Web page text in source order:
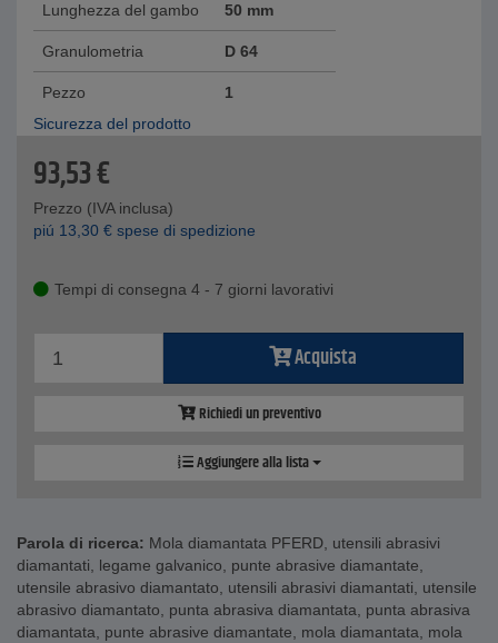
Lunghezza del gambo 50 mm
Granulometria D 64
Pezzo
1
Sicurezza del prodotto
93,53€
Prezzo (IVA inclusa)
piú 13,30 € spese di spedizione
Tempi di consegna 4 - 7 giorni lavorativi
Acquista
Richiedi un preventivo
Aggiungere alla lista
Parola di ricerca: Mola diamantata PFERD, utensili abrasivi
diamantati, legame galvanico, punte abrasive diamantate,
utensile abrasivo diamantato, utensili abrasivi diamantati, utensile
abrasivo diamantato, punta abrasiva diamantata, punta abrasiva
diamantata, punte abrasive diamantate, mola diamantata, mola